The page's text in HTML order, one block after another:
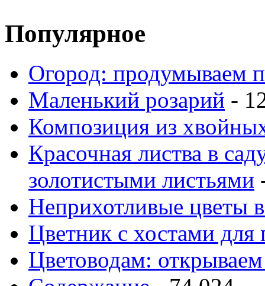
Популярное
Огород: продумываем
Маленький розарий -
Композиция из
Красочная листва в
золотистыми листьями
Неприхотливые цветы
Цветник с хостами для
Цветоводам: